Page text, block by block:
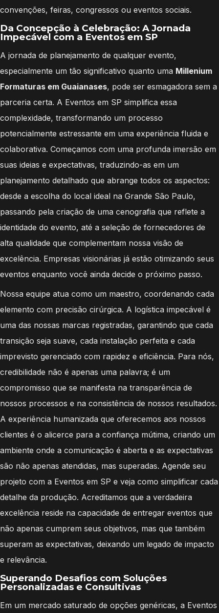
convenções, feiras, congressos ou eventos sociais.
Da Concepção à Celebração: A Jornada
Impecável com a Eventos em SP
A jornada de planejamento de qualquer evento,
especialmente um tão significativo quanto uma Millenium
Formaturas em Guaianases, pode ser esmagadora sem a
parceria certa. A Eventos em SP simplifica essa
complexidade, transformando um processo
potencialmente estressante em uma experiência fluida e
colaborativa. Começamos com uma profunda imersão em
suas ideias e expectativas, traduzindo-as em um
planejamento detalhado que abrange todos os aspectos:
desde a escolha do local ideal na Grande São Paulo,
passando pela criação de uma cenografia que reflete a
identidade do evento, até a seleção de fornecedores de
alta qualidade que complementam nossa visão de
excelência. Empresas visionárias já estão otimizando seus
eventos enquanto você ainda decide o próximo passo.
Nossa equipe atua como um maestro, coordenando cada
elemento com precisão cirúrgica. A logística impecável é
uma das nossas marcas registradas, garantindo que cada
transição seja suave, cada instalação perfeita e cada
imprevisto gerenciado com rapidez e eficiência. Para nós,
credibilidade não é apenas uma palavra; é um
compromisso que se manifesta na transparência de
nossos processos e na consistência de nossos resultados.
A experiência humanizada que oferecemos aos nossos
clientes é o alicerce para a confiança mútima, criando um
ambiente onde a comunicação é aberta e as expectativas
são não apenas atendidas, mas superadas. Agende seu
projeto com a Eventos em SP e veja como simplificar cada
detalhe da produção. Acreditamos que a verdadeira
excelência reside na capacidade de entregar eventos que
não apenas cumprem seus objetivos, mas que também
superam as expectativas, deixando um legado de impacto
e relevância.
Superando Desafios com Soluções
Personalizadas e Consultivas
Em um mercado saturado de opções genéricas, a Eventos